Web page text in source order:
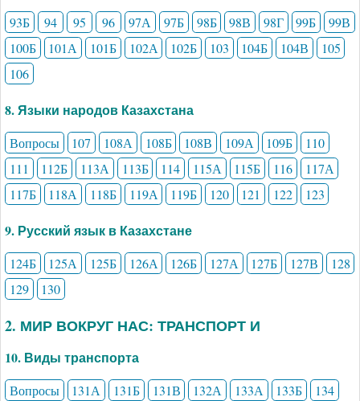
93Б
94 95 96 97А 97Б 98Б 98В 98Г 99Б
99В
100Б
101А 101Б 102А 102Б 103 104Б 104В
105
106
8. Языки народов Казахстана
Вопросы 107 108А 108Б 108В 109А 109Б
110
111
112Б 113А 113Б 114 115А 115Б 116
117А
117Б
118А 118Б 119А 119Б 120 121 122 123
9. Русский язык в Казахстане
124Б 125А 125Б 126А 126Б 127А 127Б 127В
128
129
130
2. МИР ВОКРУГ НАС: ТРАНСПОРТ И
10. Виды транспорта
Вопросы 131А 131Б 131В 132А 133А 133Б 134